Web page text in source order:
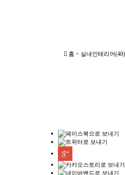
홈 > 실내인테리어(40)